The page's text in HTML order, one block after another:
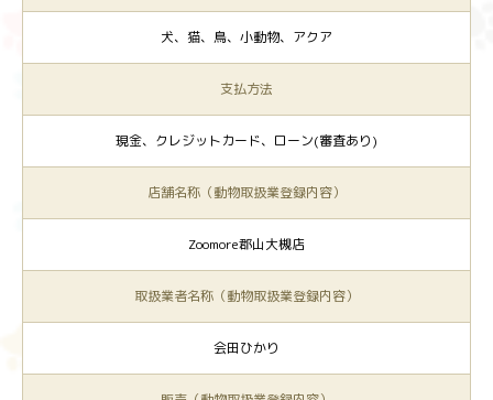
犬、猫、鳥、小動物、アクア
支払方法
現金、クレジットカード、ローン(審査あり)
店舗名称（動物取扱業登録内容）
Zoomore郡山大槻店
取扱業者名称（動物取扱業登録内容）
会田ひかり